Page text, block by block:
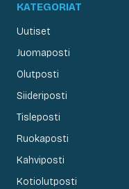
KATEGORIAT
Uutiset
Juomaposti
Olutposti
Siideriposti
Tisleposti
Ruokaposti
Kahviposti
Kotiolutposti